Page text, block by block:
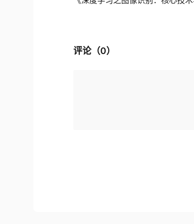
评论（0）